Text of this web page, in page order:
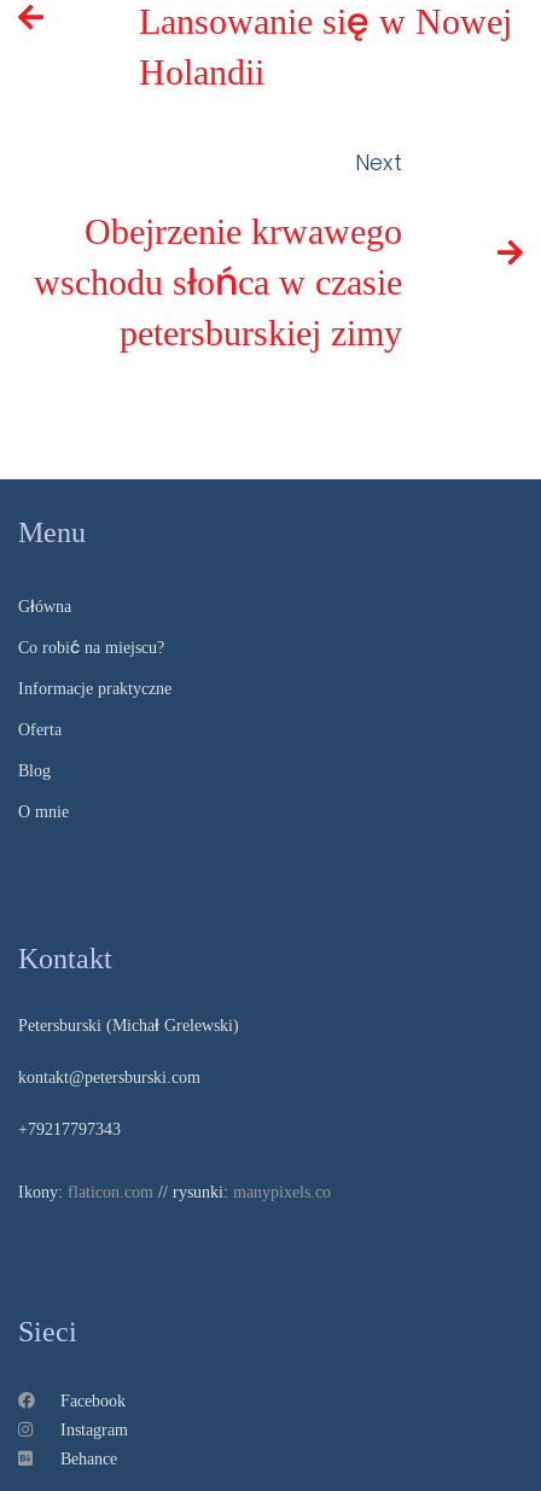
Lansowanie się w Nowej
Holandii
Next
Obejrzenie krwawego
wschodu słońca w czasie
petersburskiej zimy
Menu
Główna
Co robić na miejscu?
Informacje praktyczne
Oferta
Blog
O mnie
Kontakt
Petersburski (Michał Grelewski)
kontakt@petersburski.com
+79217797343
Ikony: flaticon.com // rysunki: manypixels.co
Sieci
Facebook
Instagram
Behance